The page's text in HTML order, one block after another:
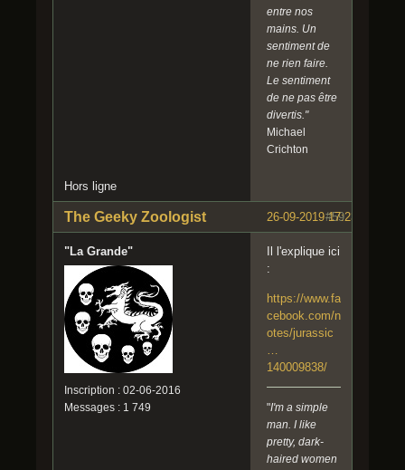
entre nos
mains. Un
sentiment de
ne rien faire.
Le sentiment
de ne pas être
divertis."
Michael
Crichton
Hors ligne
#59
26-09-2019 17:23:43
The Geeky Zoologist
"La Grande"
Inscription : 02-06-2016
Messages : 1 749
Il l'explique ici
:
https://www.fa
cebook.com/n
otes/jurassic
140009838/
"I'm a simple
man. I like
pretty, dark-
haired women